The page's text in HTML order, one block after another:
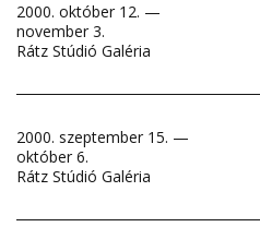
2000. október 12. —
november 3.
Rátz Stúdió Galéria
2000. szeptember 15. —
október 6.
Rátz Stúdió Galéria